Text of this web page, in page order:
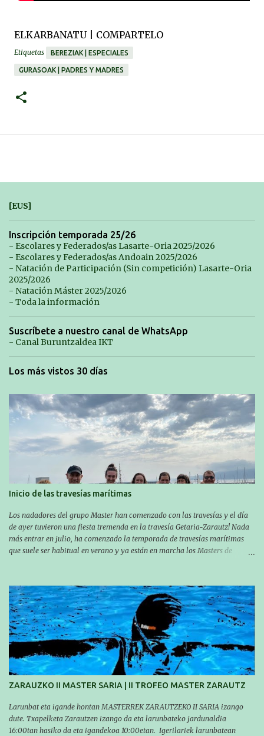
ELKARBANATU | COMPARTELO
Etiquetas BEREZIAK | ESPECIALES
GURASOAK | PADRES Y MADRES
[EUS]
Inscripción temporada 25/26
- Escolares y Federados/as Lasarte-Oria 2025/2026
- Escolares y Federados/as Andoain 2025/2026
- Natación de Participación (Sin competición) Lasarte-Oria
2025/2026
- Natación Máster 2025/2026
- Toda la información
Suscríbete a nuestro canal de WhatsApp
- Canal Buruntzaldea IKT
Los más vistos 30 días
Inicio de las travesías marítimas
Los nadadores del grupo Master han comenzado con las travesías y el día
de ayer tuvieron una fiesta tremenda en la travesía Getaria-Zarautz! Nada
más entrar en julio, ha comenzado la temporada de travesías marítimas
que suele ser habitual en verano y ya están en marcha los Masters de
próxima cita. Para empezar, el 13 de julio, Manu Santos participó en la
XXXVIII. Travesía a nado de Ondarroa y recorrió una distancia de 1600
metros en 28 minutos y 30 segundos. Al día siguiente, Manu Santos y su
compañero Asier Gorostegi participaron en la V. San Antón Bira. En esta
travesía se realiza un recorrido desde la playa de Gaztetape hasta la playa
de Malkorbe, pero debido al estado del mar de aquel día, la organización
decidió hacerlo en el interior de la bahía de la playa de Malkorbe. Así,
Asier completó el recorrido en 29 minutos y 30 segundos, c...
ZARAUZKO II MASTER SARIA | II TROFEO MASTER ZARAUTZ
Larunbat eta igande hontan MASTERREK ZARAUTZEKO II SARIA izango
dute. Txapelketa Zarautzen izango da eta larunbateko jardunaldia
16:00tan hasiko da eta igandekoa 10:00etan. Igerilariek larunbatean